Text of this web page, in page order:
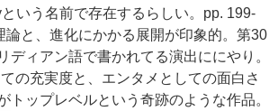
いう名前で存在するらしい。pp. 199-
論と、進化にかかる展開が印象的。第30
ディアン語で書かれてる演出ににやり。
の充実度と、エンタメとしての面白さ
トップレベルという奇跡のような作品。